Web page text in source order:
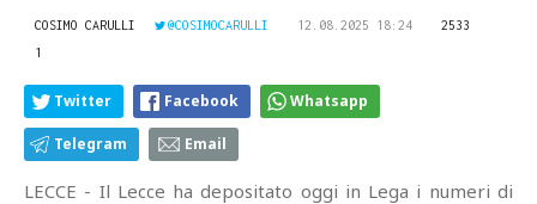
COSIMO CARULLI @COSIMOCARULLI 12.08.2025 18:24
2533
1
Twitter Facebook Whatsapp
Telegram Email
LECCE - Il Lecce ha depositato oggi in Lega i numeri di